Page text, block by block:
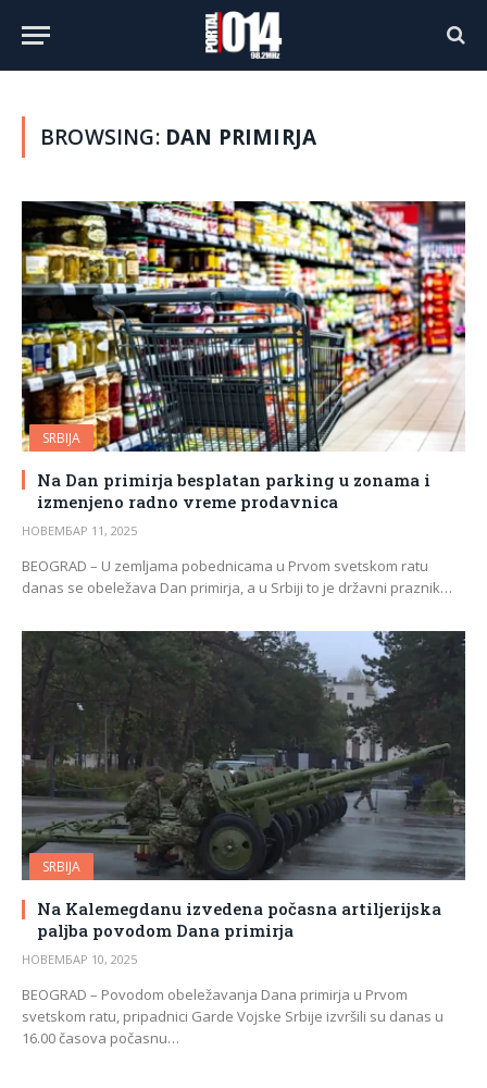
BROWSING: DAN PRIMIRJA
SRBIJA
Na Dan primirja besplatan parking u zonama i
izmenjeno radno vreme prodavnica
НОВЕМБАР 11, 2025
BEOGRAD – U zemljama pobednicama u Prvom svetskom ratu
danas se obeležava Dan primirja, a u Srbiji to je državni praznik…
SRBIJA
Na Kalemegdanu izvedena počasna artiljerijska
paljba povodom Dana primirja
НОВЕМБАР 10, 2025
BEOGRAD – Povodom obeležavanja Dana primirja u Prvom
svetskom ratu, pripadnici Garde Vojske Srbije izvršili su danas u
16.00 časova počasnu…